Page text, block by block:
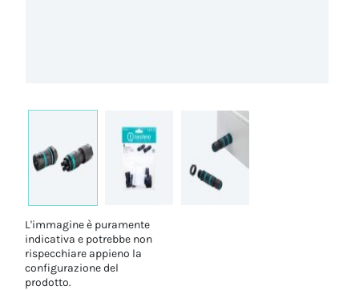
L'immagine è puramente
indicativa e potrebbe non
rispecchiare appieno la
configurazione del
prodotto.